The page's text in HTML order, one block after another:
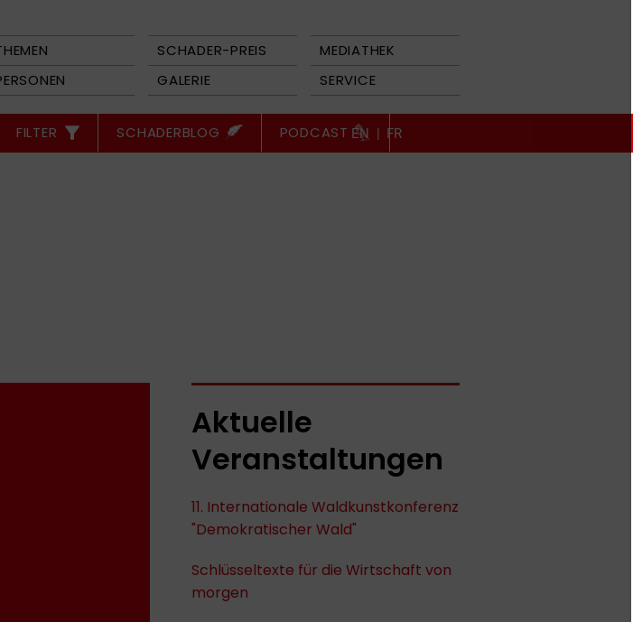
SCHADER-PREIS
MEDIATHEK
GALERIE SERVICE
FILTER SCHADERBLOG PODCAST EN | FR
Aktuelle
Veranstaltungen
11. Internationale Waldkunstkonferenz
"Demokratischer Wald"
Schlüsseltexte für die Wirtschaft von
morgen